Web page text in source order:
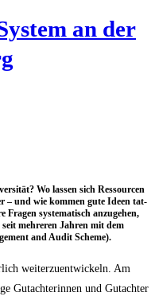
an der
Wo las­sen sich Res­sour­cen
– und wie kom­men gute Ideen tat­
Fra­gen sys­te­ma­tisch anzu­ge­hen,
meh­re­ren Jah­ren mit dem
and Audit Scheme).
wei­ter­zu­ent­wi­ckeln. Am
Gut­ach­te­rin­nen und Gut­ach­ter